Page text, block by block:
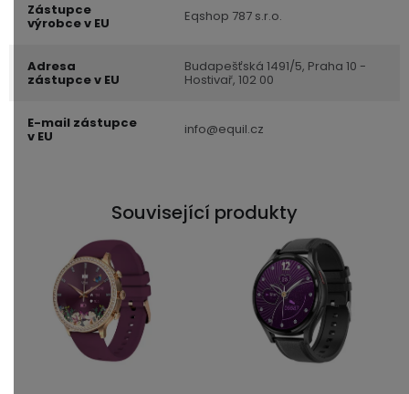
Zástupce
výrobce v EU Eqshop 787 s.r.o.
Adresa
zástupce v EU
Budapešťská 1491/5, Praha 10 -
Hostivař, 102 00
E-mail zástupce
v EU info@equil.cz
Související produkty